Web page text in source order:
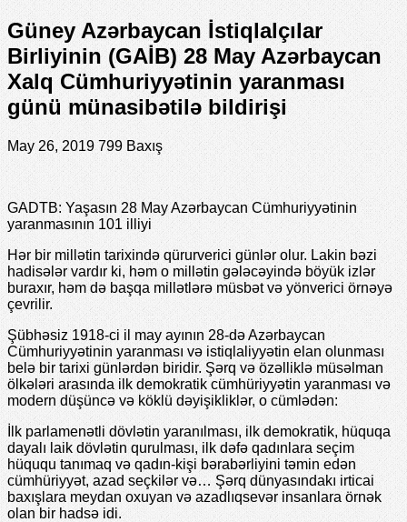
Güney Azərbaycan İstiqlalçılar
Birliyinin (GAİB) 28 May Azərbaycan
Xalq Cümhuriyyətinin yaranması
günü münasibətilə bildirişi
May 26, 2019 799 Baxış
GADTB: Yaşasın 28 May Azərbaycan Cümhuriyyətinin
yaranmasının 101 illiyi
Hər bir millətin tarixində qürurverici günlər olur. Lakin bəzi
hadisələr vardır ki, həm o millətin gələcəyində böyük izlər
buraxır, həm də başqa millətlərə müsbət və yönverici örnəyə
çevrilir.
Şübhəsiz 1918-ci il may ayının 28-də Azərbaycan
Cümhuriyyətinin yaranması və istiqlaliyyətin elan olunması
belə bir tarixi günlərdən biridir. Şərq və özəlliklə müsəlman
ölkələri arasında ilk demokratik cümhüriyyətin yaranması və
modern düşüncə və köklü dəyişikliklər, o cümlədən:
İlk parlamenətli dövlətin yaranılması, ilk demokratik, hüquqa
dayalı laik dövlətin qurulması, ilk dəfə qadınlara seçim
hüququ tanımaq və qadın-kişi bərabərliyini təmin edən
cümhüriyyət, azad seçkilər və… Şərq dünyasındakı irticai
baxışlara meydan oxuyan və azadlıqsevər insanlara örnək
olan bir hadsə idi.